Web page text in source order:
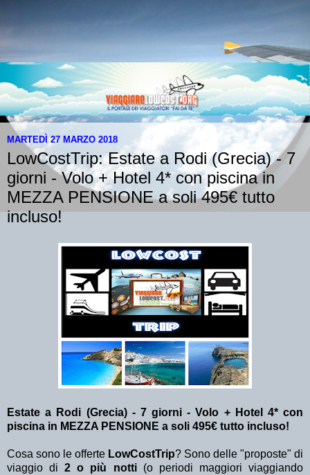
MARTEDÌ 27 MARZO 2018
LowCostTrip: Estate a Rodi (Grecia) - 7
giorni - Volo + Hotel 4* con piscina in
MEZZA PENSIONE a soli 495€ tutto
incluso!
Estate a Rodi (Grecia) - 7 giorni - Volo + Hotel 4* con
piscina in MEZZA PENSIONE a soli 495€ tutto incluso!
Cosa sono le offerte LowCostTrip? Sono delle "proposte" di
viaggio di2 o più notti (o periodi maggiori viaggiando